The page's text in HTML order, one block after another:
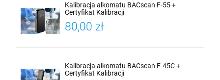
Kalibracja alkomatu BACscan F-55 +
Certyfikat Kalibracji
80,00 zł
Kalibracja alkomatu BACscan F-45C +
Certyfikat Kalibracji